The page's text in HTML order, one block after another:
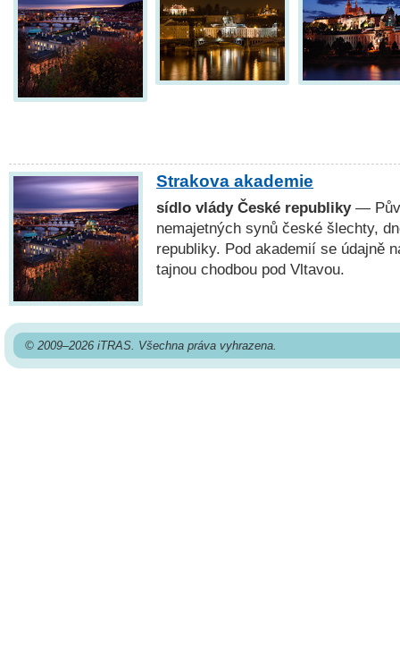
Strakova akademie
sídlo vlády České republiky—
nemajetných synů české šlechty,
republiky. Pod akademií se údajně
tajnou chodbou pod Vltavou.
© 2009–2026 iTRAS. Všechna práva vyhrazena.